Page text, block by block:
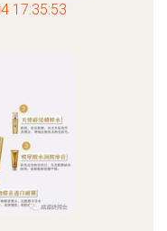
17:35:53